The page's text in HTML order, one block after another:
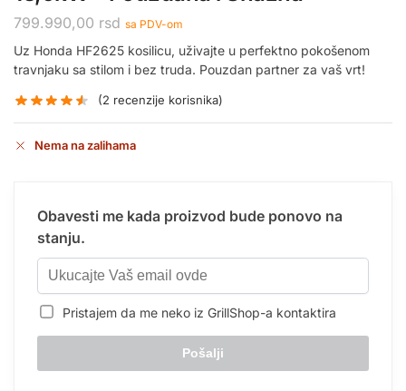
799.990,00 rsd sa PDV-om
Uz Honda HF2625 kosilicu, uživajte u perfektno pokošenom
travnjaku sa stilom i bez truda. Pouzdan partner za vaš vrt!
(2 recenzije korisnika)
Nema na zalihama
Obavesti me kada proizvod bude ponovo na
stanju.
Pristajem da me neko iz GrillShop-a kontaktira